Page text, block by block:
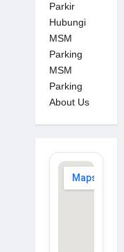
Parkir
Hubungi
MSM
Parking
MSM
Parking
About Us